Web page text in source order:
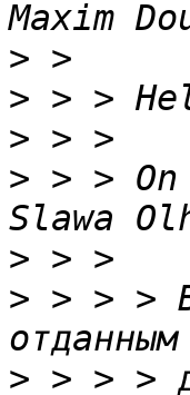
>
>
>
> > >
>
> > > >
> > > >